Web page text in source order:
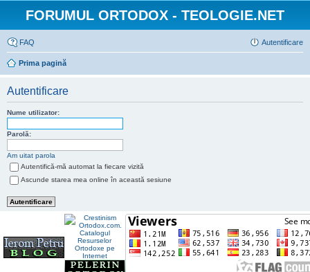
FORUMUL ORTODOX - TEOLOGIE.NET
FAQ Autentificare
Prima pagină
Autentificare
Nume utilizator:
Parolă:
Am uitat parola
Autentifică-mă automat la fiecare vizită
Ascunde starea mea online în această sesiune